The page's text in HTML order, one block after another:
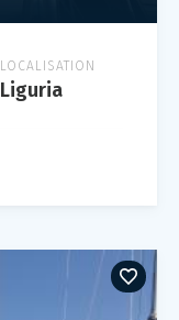
LOCALISATION
Liguria